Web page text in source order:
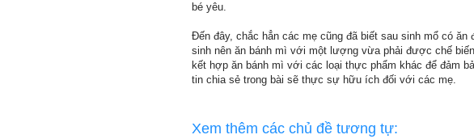
bé yêu.
Đến đây, chắc hẳn các mẹ cũng đã biết sau sinh mổ có
sinh nên ăn bánh mì với một lượng vừa phải được chế
kết hợp ăn bánh mì với các loại thực phẩm khác để đảm
tin chia sẻ trong bài sẽ thực sự hữu ích đối với các mẹ.
Xem thêm các chủ đề tương tự: